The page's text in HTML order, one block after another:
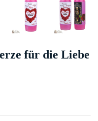
für die Liebe